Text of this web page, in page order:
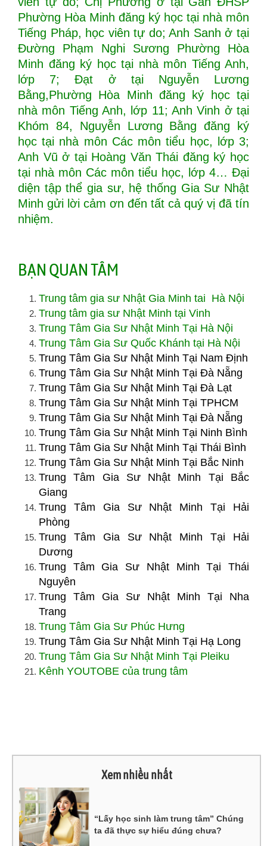
Phường Hòa Minh đăng ký học tại nhà môn
Tiếng Pháp, học viên tự do; Anh Sanh ở tại
Đường Phạm Nghi Sương Phường Hòa
Minh đăng ký học tại nhà môn Tiếng Anh,
lớp 7; Đạt ở tại Nguyễn Lương
Bằng,Phường Hòa Minh đăng ký học tại
nhà môn Tiếng Anh, lớp 11; Anh Vinh ở tại
Khóm 84, Nguyễn Lương Bằng đăng ký
học tại nhà môn Các môn tiểu học, lớp 3;
Anh Vũ ở tại Hoàng Văn Thái đăng ký học
tại nhà môn Các môn tiểu học, lớp 4… Đại
diện tập thể gia sư, hệ thống Gia Sư Nhật
Minh gửi lời cảm ơn đến tất cả quý vị đã tín
nhiệm.
BẠN QUAN TÂM
Trung tâm gia sư Nhật Gia Minh tai Hà Nội
Trung tâm gia sư Nhật Minh tại Vinh
Trung Tâm Gia Sư Nhật Minh Tại Hà Nội
Trung Tâm Gia Sư Quốc Khánh tại Hà Nội
Trung Tâm Gia Sư Nhật Minh Tại Nam Định
Trung Tâm Gia Sư Nhật Minh Tại Đà Nẵng
Trung Tâm Gia Sư Nhật Minh Tại Đà Lạt
Trung Tâm Gia Sư Nhật Minh Tại TPHCM
Trung Tâm Gia Sư Nhật Minh Tại Đà Nẵng
Trung Tâm Gia Sư Nhật Minh Tại Ninh Bình
Trung Tâm Gia Sư Nhật Minh Tại Thái Bình
Trung Tâm Gia Sư Nhật Minh Tại Bắc Ninh
Trung Tâm Gia Sư Nhật Minh Tại Bắc
Giang
Trung Tâm Gia Sư Nhật Minh Tại Hải
Phòng
Trung Tâm Gia Sư Nhật Minh Tại Hải
Dương
Trung Tâm Gia Sư Nhật Minh Tại Thái
Nguyên
Trung Tâm Gia Sư Nhật Minh Tại Nha
Trang
Trung Tâm Gia Sư Phúc Hưng
Trung Tâm Gia Sư Nhật Minh Tại Hạ Long
Trung Tâm Gia Sư Nhật Minh Tại Pleiku
Kênh YOUTOBE của trung tâm
Xem nhiều nhất
“Lấy học sinh làm trung tâm” Chúng
ta đã thực sự hiểu đúng chưa?